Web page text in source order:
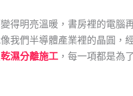
得明亮溫暖，書房裡的電腦
我們半導體產業裡的晶圓，
乾濕分離施工，每一項都是為